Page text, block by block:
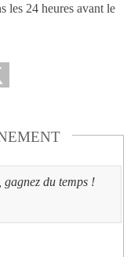
les 24 heures avant le
gagnez du temps !